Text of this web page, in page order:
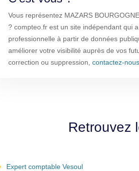
Vous représentez MAZARS
? compteo.fr est un site indépendant qui
professionnelle à partir de données
améliorer votre visibilité auprès de vos
correction ou suppression, contactez-nous
Retrouvez
Expert comptable Vesoul